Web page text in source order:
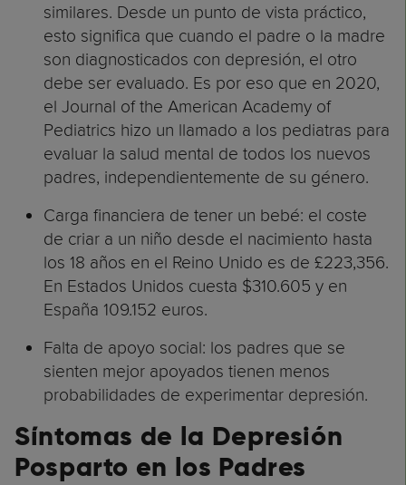
similares. Desde un punto de vista práctico,
esto significa que cuando el padre o la madre
son diagnosticados con depresión, el otro
debe ser evaluado. Es por eso que en 2020,
el Journal of the American Academy of
Pediatrics hizo un llamado a los pediatras para
evaluar la salud mental de todos los nuevos
padres, independientemente de su género.
Carga financiera de tener un bebé: el coste
de criar a un niño desde el nacimiento hasta
los 18 años en el Reino Unido es de £223,356.
En Estados Unidos cuesta $310.605 y en
España 109.152 euros.
Falta de apoyo social: los padres que se
sienten mejor apoyados tienen menos
probabilidades de experimentar depresión.
Síntomas de la Depresión
Posparto en los Padres